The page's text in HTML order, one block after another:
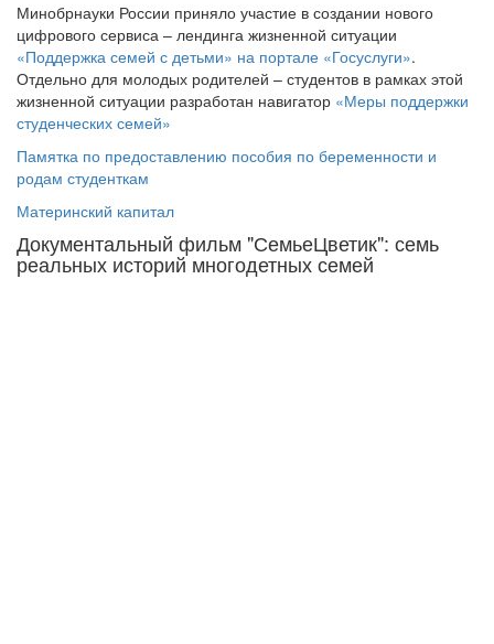
Минобрнауки России приняло участие в создании нового
цифрового сервиса – лендинга жизненной ситуации
«Поддержка семей с детьми» на портале «Госуслуги».
Отдельно для молодых родителей – студентов в рамках этой
жизненной ситуации разработан навигатор «Меры поддержки
студенческих семей»
Памятка по предоставлению пособия по беременности и
родам студенткам
Материнский капитал
Документальный фильм "СемьеЦветик": семь
реальных историй многодетных семей